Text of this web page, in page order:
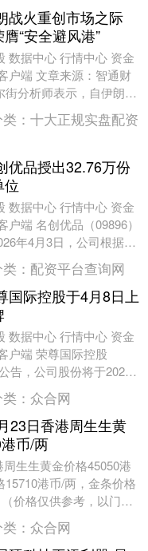
战火重创市场之际
“安全避风港”
数据中心 行情中心 资金
户端 文章来源：智通财
街分析师表示，自伊朗战
国股票市场的银行股的整
： 十大正规实盘配资
优品授出32.76万份
位
数据中心 行情中心 资金
户端 名创优品（09896）
年4月3日，公司根据其
划向七名雇....
： 配资平台查询网
国际控股于4月8日上
数据中心 行情中心 资金
户端 荣尊国际控股
告，公司股份将于2026
正起短暂停止买卖。 ....
： 众合网
23日香港周生生黄
币/两
生生黄金价格45050港
15710港币/两，金条价格
价格仅供参考，以门店
海黄金交易所现....
： 众合网